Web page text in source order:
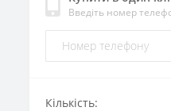
Введіть номер
Кількість: